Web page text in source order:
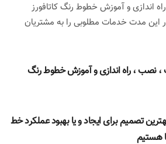
اندازی و آموزش خطوط رنگ کاتافورز
این مدت خدمات مطلوبی را به مشتریان
نصب ، راه اندازی و آموزش خطوط رنگ
تصمیم برای ایجاد و یا بهبود عملکرد خط
هستیم